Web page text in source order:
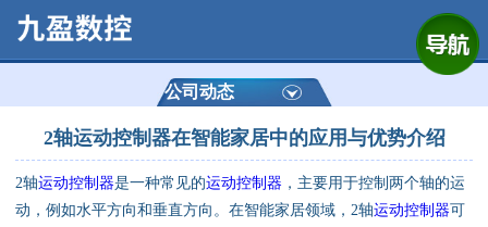
公司简介
产品展示
运动控制器
公司动态
2轴运动控制器在智能家居中的应用与优势介绍
2轴运动控制器是一种常见的运动控制器 ，主要用于控制两个轴的运
动，例如水平方向和垂直方向。在智能家居领域，2轴运动控制器可